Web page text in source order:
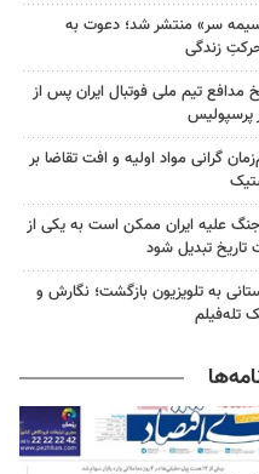
سر» منتشر شد؛ دعوت به
زندگی
مدافع تیم ملی فوتبال ایران پس از
پرسپولیس
گرانی مواد اولیه و افت تقاضا بر
علیه ایران ممکن است به یکی از
تاریخ تبدیل شود
به تلویزیون بازگشت؛ نگارش و
تله‌فیلم